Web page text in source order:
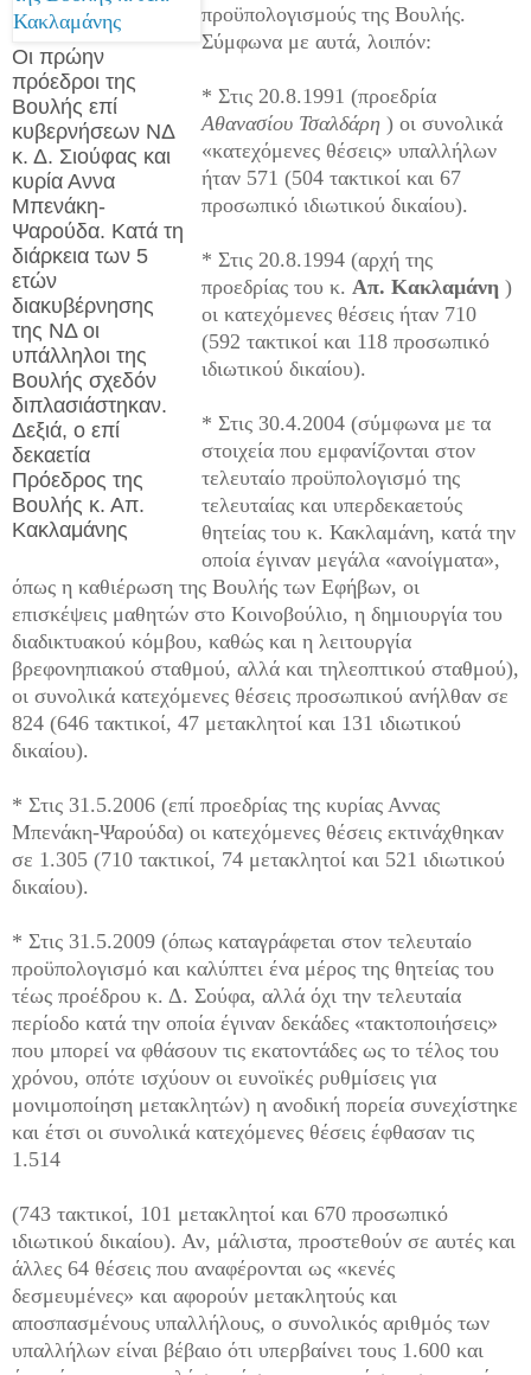
Οι πρώην
πρόεδροι της
Βουλής επί
κυβερνήσεων ΝΔ
κ. Δ. Σιούφας και
κυρία Αννα
Μπενάκη-
Ψαρούδα. Κατά τη
διάρκεια των 5
ετών
διακυβέρνησης
της ΝΔ οι
υπάλληλοι της
Βουλής σχεδόν
διπλασιάστηκαν.
Δεξιά, ο επί
δεκαετία
Πρόεδρος της
Βουλής κ. Απ.
Κακλαμάνης
προϋπολογισμούς της Βουλής.
Σύμφωνα με αυτά, λοιπόν:
* Στις 20.8.1991 (προεδρία
Αθανασίου Τσαλδάρη ) οι συνολικά
«κατεχόμενες θέσεις» υπαλλήλων
ήταν 571 (504 τακτικοί και 67
προσωπικό ιδιωτικού δικαίου).
* Στις 20.8.1994 (αρχή της
προεδρίας του κ. Απ. Κακλαμάνη )
οι κατεχόμενες θέσεις ήταν 710
(592 τακτικοί και 118 προσωπικό
ιδιωτικού δικαίου).
* Στις 30.4.2004 (σύμφωνα με τα
στοιχεία που εμφανίζονται στον
τελευταίο προϋπολογισμό της
τελευταίας και υπερδεκαετούς
θητείας του κ. Κακλαμάνη, κατά την
οποία έγιναν μεγάλα «ανοίγματα»,
όπως η καθιέρωση της Βουλής των Εφήβων, οι
επισκέψεις μαθητών στο Κοινοβούλιο, η δημιουργία του
διαδικτυακού κόμβου, καθώς και η λειτουργία
βρεφονηπιακού σταθμού, αλλά και τηλεοπτικού σταθμού),
οι συνολικά κατεχόμενες θέσεις προσωπικού ανήλθαν σε
824 (646 τακτικοί, 47 μετακλητοί και 131 ιδιωτικού
δικαίου).
* Στις 31.5.2006 (επί προεδρίας της κυρίας Αννας
Μπενάκη-Ψαρούδα) οι κατεχόμενες θέσεις εκτινάχθηκαν
σε 1.305 (710 τακτικοί, 74 μετακλητοί και 521 ιδιωτικού
δικαίου).
* Στις 31.5.2009 (όπως καταγράφεται στον τελευταίο
προϋπολογισμό και καλύπτει ένα μέρος της θητείας του
τέως προέδρου κ. Δ. Σούφα, αλλά όχι την τελευταία
περίοδο κατά την οποία έγιναν δεκάδες «τακτοποιήσεις»
που μπορεί να φθάσουν τις εκατοντάδες ως το τέλος του
χρόνου, οπότε ισχύουν οι ευνοϊκές ρυθμίσεις για
μονιμοποίηση μετακλητών) η ανοδική πορεία συνεχίστηκε
και έτσι οι συνολικά κατεχόμενες θέσεις έφθασαν τις
1.514
(743 τακτικοί, 101 μετακλητοί και 670 προσωπικό
ιδιωτικού δικαίου). Αν, μάλιστα, προστεθούν σε αυτές και
άλλες 64 θέσεις που αναφέρονται ως «κενές
δεσμευμένες» και αφορούν μετακλητούς και
αποσπασμένους υπαλλήλους, ο συνολικός αριθμός των
υπαλλήλων είναι βέβαιο ότι υπερβαίνει τους 1.600 και